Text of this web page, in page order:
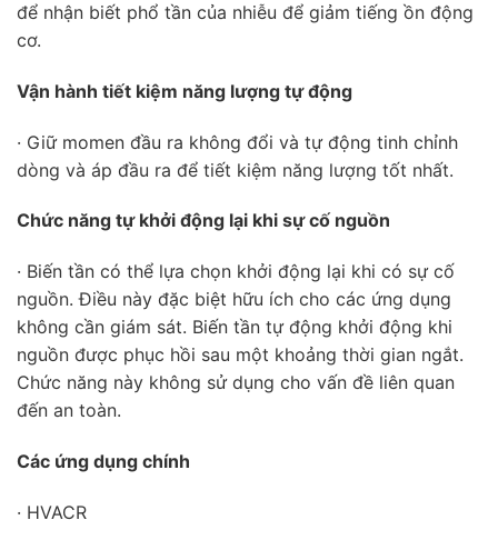
để nhận biết phổ tần của nhiễu để giảm tiếng ồn động
cơ.
Vận hành tiết kiệm năng lượng tự động
· Giữ momen đầu ra không đổi và tự động tinh chỉnh
dòng và áp đầu ra để tiết kiệm năng lượng tốt nhất.
Chức năng tự khởi động lại khi sự cố nguồn
· Biến tần có thể lựa chọn khởi động lại khi có sự cố
nguồn. Điều này đặc biệt hữu ích cho các ứng dụng
không cần giám sát. Biến tần tự động khởi động khi
nguồn được phục hồi sau một khoảng thời gian ngắt.
Chức năng này không sử dụng cho vấn đề liên quan
đến an toàn.
Các ứng dụng chính
· HVACR